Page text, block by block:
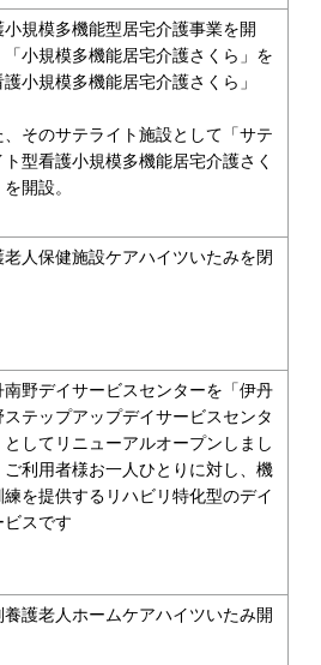
小規模多機能型居宅介護事業を開
「小規模多機能居宅介護さくら」を
護小規模多機能居宅介護さくら」
、そのサテライト施設として「サテ
ト型看護小規模多機能居宅介護さく
開設。
老人保健施設ケアハイツいたみを閉
南野デイサービスセンターを「伊丹
ステップアップデイサービスセンタ
としてリニューアルオープンしまし
ご利用者様お一人ひとりに対し、機
練を提供するリハビリ特化型のデイ
ビスです
養護老人ホームケアハイツいたみ開